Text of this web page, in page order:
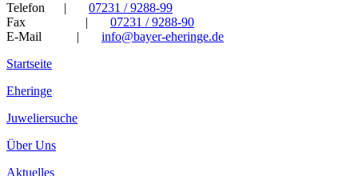
Telefon
07231 / 9288-99
Fax
07231 / 9288-90
E-Mail
info@bayer-eheringe.de
Startseite
Eheringe
Juweliersuche
Über Uns
Aktuelles